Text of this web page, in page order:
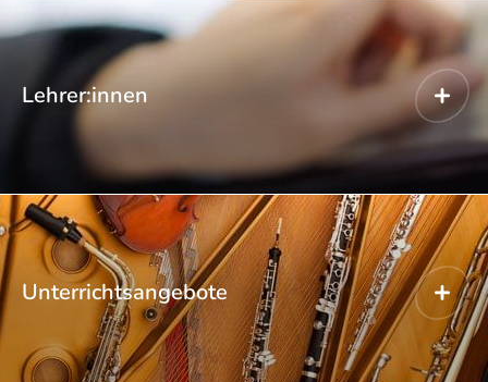
Lehrer:innen
Unterrichtsangebote